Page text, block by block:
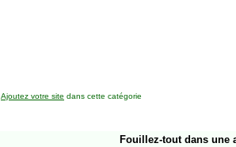
Ajoutez votre site dans cette catégorie
Fouillez-tout dans une